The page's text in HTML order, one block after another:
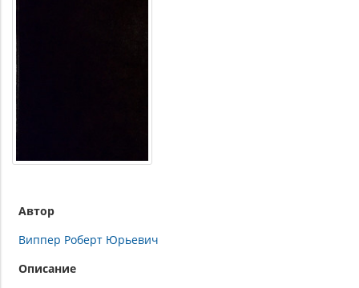
Автор
Виппер Роберт Юрьевич
Описание